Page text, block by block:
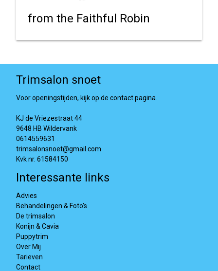
from the Faithful Robin
Trimsalon snoet
Voor openingstijden, kijk op de contact pagina.
KJ de Vriezestraat 44
9648 HB Wildervank
0614559631
trimsalonsnoet@gmail.com
Kvk nr. 61584150
Interessante links
Advies
Behandelingen & Foto's
De trimsalon
Konijn & Cavia
Puppytrim
Over Mij
Tarieven
Contact